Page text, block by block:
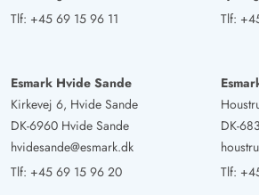
gerne booke det igen.
Deutschland
AI Oversat (Se oprindelig)
Meget kærligt og fuldt udstyret.
sommerhus som forretning og
Tlf: +45 69 15 96 11
Tlf:
Esmark Hvide Sande
Kirkevej 6, Hvide Sande
DK-6960 Hvide Sande
hvidesande@esmark.dk
Tlf: +45 69 15 96 20
DK-
Tlf: